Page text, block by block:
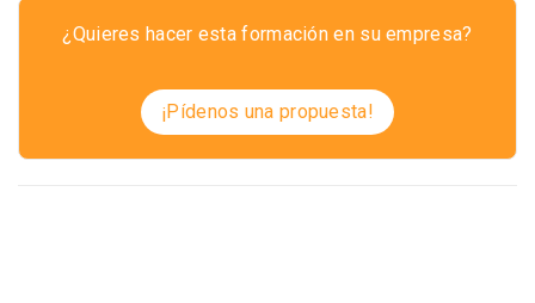
¿Quieres hacer esta formación en su empresa?
¡Pídenos una propuesta!